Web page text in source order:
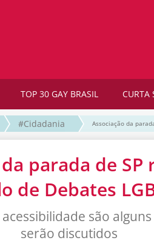
TOP 30 GAY BRASIL CURTA
#Cidadania Associação da
parada de SP
de Debates
são
serão discutidos